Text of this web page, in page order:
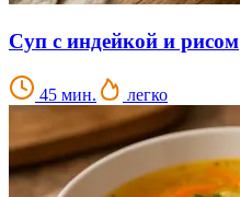
Суп с индейкой и рисом
45 мин. легко